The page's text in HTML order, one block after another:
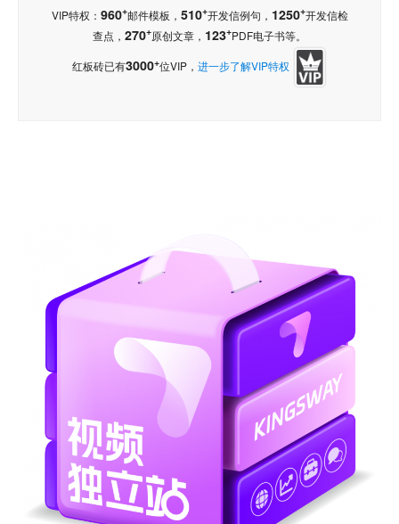
VIP特权： 960+邮件模板， 510+开发信例句， 1250+开发信检
查点， 270+原创文章， 123+PDF电子书等。
红板砖已有3000+位VIP， 进一步了解VIP特权